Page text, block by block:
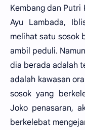
Kembang dan Putri
Ayu Lambada,
melihat satu sosok
ambil peduli.
dia berada adalah
adalah kawasan
sosok yang
Joko penasaran,
berkelebat